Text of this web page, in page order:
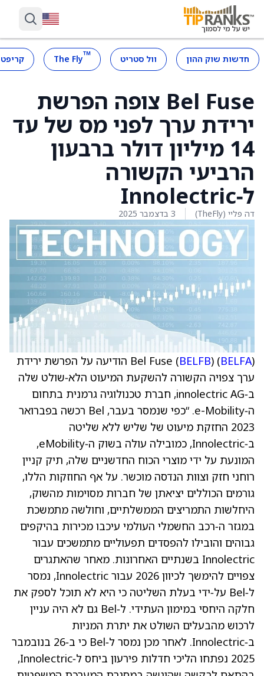
חדשות שוק ההון וול סטריט ™
The Fly
Bel Fuse צופה הפרשת
ירידת ערך לפני מס של עד
14 מיליון דולר ברבעון
הרביעי הקשורה
ל‑Innolectric
דה פליי (TheFly) 3 בדצמבר 2025
Bel Fuse (BELFB) (BELFA
) הודיעה על הפרשת ירידת
ערך צפויה הקשורה להשקעת המיעוט הלא‑שולט שלה
ב‑innolectric AG, חברת טכנולוגיה גרמנית בתחום
ה‑e-Mobility. “כפי שנמסר בעבר, Bel רכשה בפברואר
2023 החזקת מיעוט של שליש ללא שליטה
ב‑Innolectric, כמובילה עולה בשוק ה‑eMobility,
המונעת על ידי מוצרי הכוח החדשניים שלה, תיק קניין
רוחני חזק וצוות הנדסה מוכשר. על אף החוזקות הללו,
גורמים הכוללים יציאתן של חברות מסוימות מהשוק,
היחלשות התמריצים הממשלתיים, וחולשה מתמשכת
במגזר ה‑רכב החשמלי העולמי עיכבו מכירות בהיקפים
גבוהים והובילו להפסדים תפעוליים מתמשכים עבור
Innolectric בשנתיים האחרונות. מאחר שהאתגרים
צפויים להימשך לכיוון 2026 עבור Innolectric, נמסר
ל‑Bel על‑ידי בעלת השליטה כי היא לא תוכל לספק את
חלקה היחסי במימון העתידי. ל‑Bel גם לא היה עניין
לרכוש מהבעלים השולט את יתרת המניות
ב‑Innolectric. לאחר מכן נמסר ל‑Bel כי ב‑26 בנובמבר
2025 נפתחו הליכי חדלות פירעון ביחס ל‑Innolectric,